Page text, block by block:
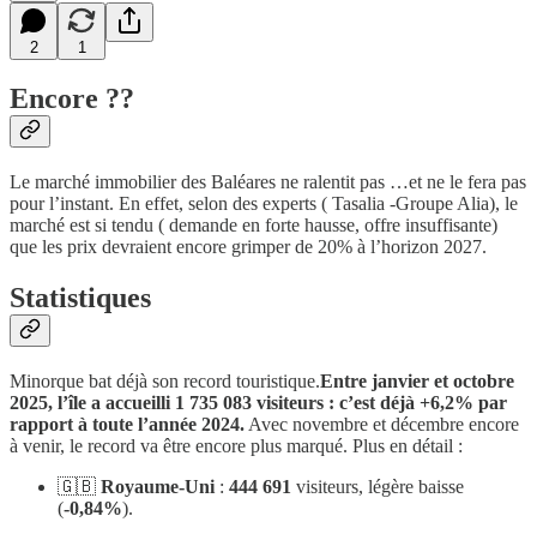
2 1
Encore ??
Le marché immobilier des Baléares ne ralentit pas …et ne le fera pas
pour l’instant. En effet, selon des experts ( Tasalia -Groupe Alia), le
marché est si tendu ( demande en forte hausse, offre insuffisante)
que les prix devraient encore grimper de 20% à l’horizon 2027.
Statistiques
Minorque bat déjà son record touristique.Entre janvier et octobre
2025, l’île a accueilli 1 735 083 visiteurs : c’est déjà +6,2% par
rapport à toute l’année 2024. Avec novembre et décembre encore
à venir, le record va être encore plus marqué. Plus en détail :
🇬🇧 Royaume-Uni : 444 691 visiteurs, légère baisse
(-0,84%).